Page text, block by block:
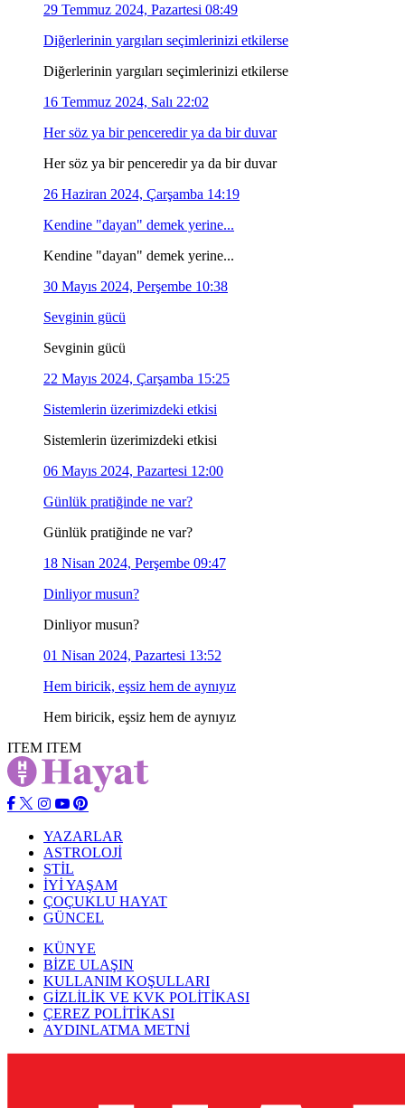
29 Temmuz 2024, Pazartesi 08:49
Diğerlerinin yargıları seçimlerinizi etkilerse
Diğerlerinin yargıları seçimlerinizi etkilerse
16 Temmuz 2024, Salı 22:02
Her söz ya bir penceredir ya da bir duvar
Her söz ya bir penceredir ya da bir duvar
26 Haziran 2024, Çarşamba 14:19
Kendine "dayan" demek yerine...
Kendine "dayan" demek yerine...
30 Mayıs 2024, Perşembe 10:38
Sevginin gücü
Sevginin gücü
22 Mayıs 2024, Çarşamba 15:25
Sistemlerin üzerimizdeki etkisi
Sistemlerin üzerimizdeki etkisi
06 Mayıs 2024, Pazartesi 12:00
Günlük pratiğinde ne var?
Günlük pratiğinde ne var?
18 Nisan 2024, Perşembe 09:47
Dinliyor musun?
Dinliyor musun?
01 Nisan 2024, Pazartesi 13:52
Hem biricik, eşsiz hem de aynıyız
Hem biricik, eşsiz hem de aynıyız
ITEM ITEM
YAZARLAR
ASTROLOJİ
STİL
İYİ YAŞAM
ÇOÇUKLU HAYAT
GÜNCEL
KÜNYE
BİZE ULAŞIN
KULLANIM KOŞULLARI
GİZLİLİK VE KVK POLİTİKASI
ÇEREZ POLİTİKASI
AYDINLATMA METNİ